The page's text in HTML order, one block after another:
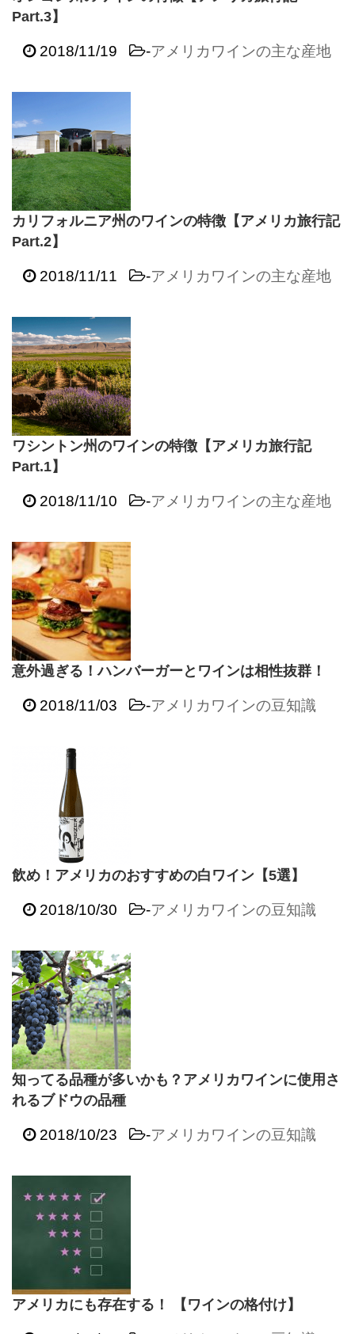
Part.3】
2018/11/19 -アメリカワインの主な産地
カリフォルニア州のワインの特徴【アメリカ旅行記
Part.2】
2018/11/11 -アメリカワインの主な産地
ワシントン州のワインの特徴【アメリカ旅行記
Part.1】
2018/11/10 -アメリカワインの主な産地
意外過ぎる！ハンバーガーとワインは相性抜群！
2018/11/03 -アメリカワインの豆知識
飲め！アメリカのおすすめの白ワイン【5選】
2018/10/30 -アメリカワインの豆知識
知ってる品種が多いかも？アメリカワインに使用さ
れるブドウの品種
2018/10/23 -アメリカワインの豆知識
アメリカにも存在する！ 【ワインの格付け】